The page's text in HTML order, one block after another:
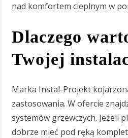
nad komfortem cieplnym w
Dlaczego
Twojej
Marka Instal-Projekt
zastosowania. W ofercie
systemów grzewczych. Jeżeli
dobrze mieć pod ręką